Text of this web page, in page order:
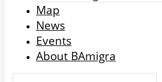
Map
News
Events
About BAmigra